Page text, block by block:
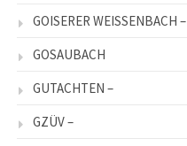
GOISERER WEISSENBACH –
GOSAUBACH
GUTACHTEN –
GZÜV –